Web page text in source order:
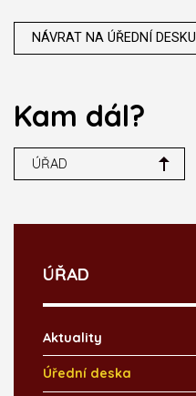
NÁVRAT NA ÚŘEDNÍ DESKU
Kam dál?
ÚŘAD
ÚŘAD
Aktuality
Úřední deska